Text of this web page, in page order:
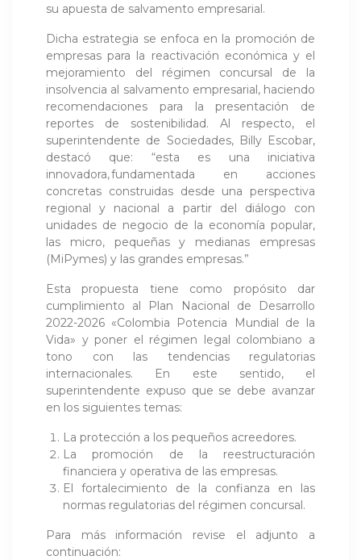
su apuesta de salvamento empresarial.
Dicha estrategia se enfoca en la promoción de
empresas para la reactivación económica y el
mejoramiento del régimen concursal de la
insolvencia al salvamento empresarial, haciendo
recomendaciones para la presentación de
reportes de sostenibilidad. Al respecto, el
superintendente de Sociedades, Billy Escobar,
destacó que: “esta es una iniciativa
innovadora, fundamentada en acciones
concretas construidas desde una perspectiva
regional y nacional a partir del diálogo con
unidades de negocio de la economía popular,
las micro, pequeñas y medianas empresas
(MiPymes) y las grandes empresas.”
Esta propuesta tiene como propósito dar
cumplimiento al Plan Nacional de Desarrollo
2022-2026 «Colombia Potencia Mundial de la
Vida» y poner el régimen legal colombiano a
tono con las tendencias regulatorias
internacionales. En este sentido, el
superintendente expuso que se debe avanzar
en los siguientes temas:
La protección a los pequeños acreedores.
La promoción de la reestructuración
financiera y operativa de las empresas.
El fortalecimiento de la confianza en las
normas regulatorias del régimen concursal.
Para más información revise el adjunto a
continuación: